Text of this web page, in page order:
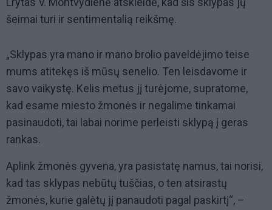
šeimai turi ir sentimentalią reikšmę.
„Sklypas yra mano ir mano brolio paveldėjimo teise
mums atitekęs iš mūsų senelio. Ten leisdavome ir
savo vaikystę. Kelis metus jį turėjome, supratome,
kad esame miesto žmonės ir negalime tinkamai
pasinaudoti, tai labai norime perleisti sklypą į geras
rankas.
Aplink žmonės gyvena, yra pasistatę namus, tai norisi,
kad tas sklypas nebūtų tuščias, o ten atsirastų
žmonės, kurie galėtų jį panaudoti pagal paskirtį“, –